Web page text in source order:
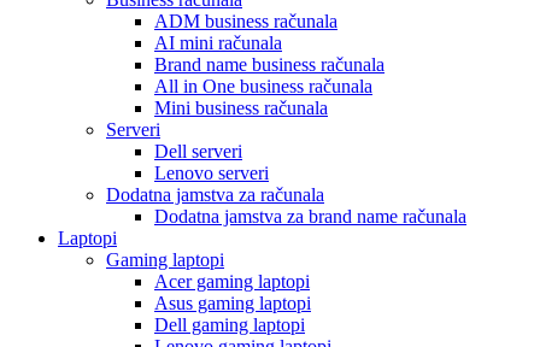
ADM business računala
AI mini računala
Brand name business računala
All in One business računala
Mini business računala
Serveri
Dell serveri
Lenovo serveri
Dodatna jamstva za računala
Dodatna jamstva za brand name računala
Laptopi
Gaming laptopi
Acer gaming laptopi
Asus gaming laptopi
Dell gaming laptopi